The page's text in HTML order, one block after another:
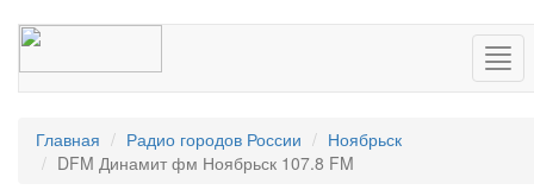
Главная Радио городов России
Ноябрьск
DFM Динамит фм Ноябрьск 107.8 FM